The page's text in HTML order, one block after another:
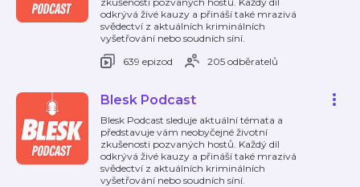
odkrývá živé kauzy a přináší také mrazivá
svědectví z aktuálních kriminálních
vyšetřování nebo soudních síní.
639 epizod
205 odběratelů
Blesk Podcast
Blesk Podcast sleduje aktuální témata a
představuje vám neobyčejné životní
zkušenosti pozvaných hostů. Každý díl
odkrývá živé kauzy a přináší také mrazivá
svědectví z aktuálních kriminálních
vyšetřování nebo soudních síní.